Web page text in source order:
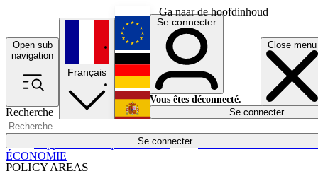
Ga naar de hoofdinhoud
Open sub
navigation
Close menu
Recherche
Se connecter
POLICY AREAS
Économie
Français
English
Deutsch
Español
Se connecter
Vous êtes déconnecté.
Se connecter
ÉCONOMIE